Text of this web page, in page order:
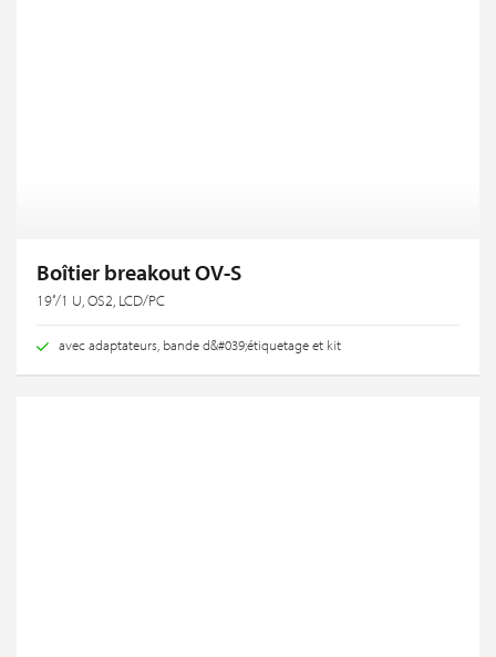
Boîtier breakout OV-S
19‘‘/1 U, OS2, LCD/PC
avec adaptateurs, bande d&#039;étiquetage et kit